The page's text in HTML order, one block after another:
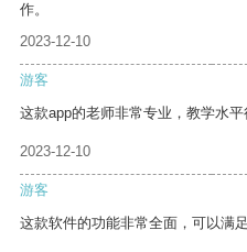
作。
2023-12-10
游客
这款app的老师非常专业，教学水
2023-12-10
游客
这款软件的功能非常全面，可以满